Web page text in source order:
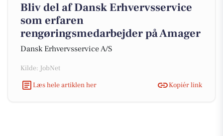
Bliv del af Dansk Erhvervsservice
som erfaren
rengøringsmedarbejder på Amager
Dansk Erhvervsservice A/S
Kilde: JobNet
Læs hele artiklen her
Kopiér link